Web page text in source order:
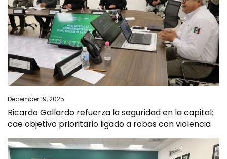
December 19, 2025
Ricardo Gallardo refuerza la seguridad en la capital:
cae objetivo prioritario ligado a robos con violencia